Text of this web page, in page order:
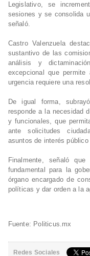
Legislativo, se
sesiones y se consolida
señaló.
Castro Valenzuela
sustantivo de las
análisis y
excepcional que
urgencia requiere una
De igual forma,
responde a la necesidad
y funcionales, que
ante solicitudes
asuntos de interés
Finalmente, señaló
fundamental para la
órgano encargado de
políticas y dar orden a la
Fuente: Politicus.mx
Redes Sociales